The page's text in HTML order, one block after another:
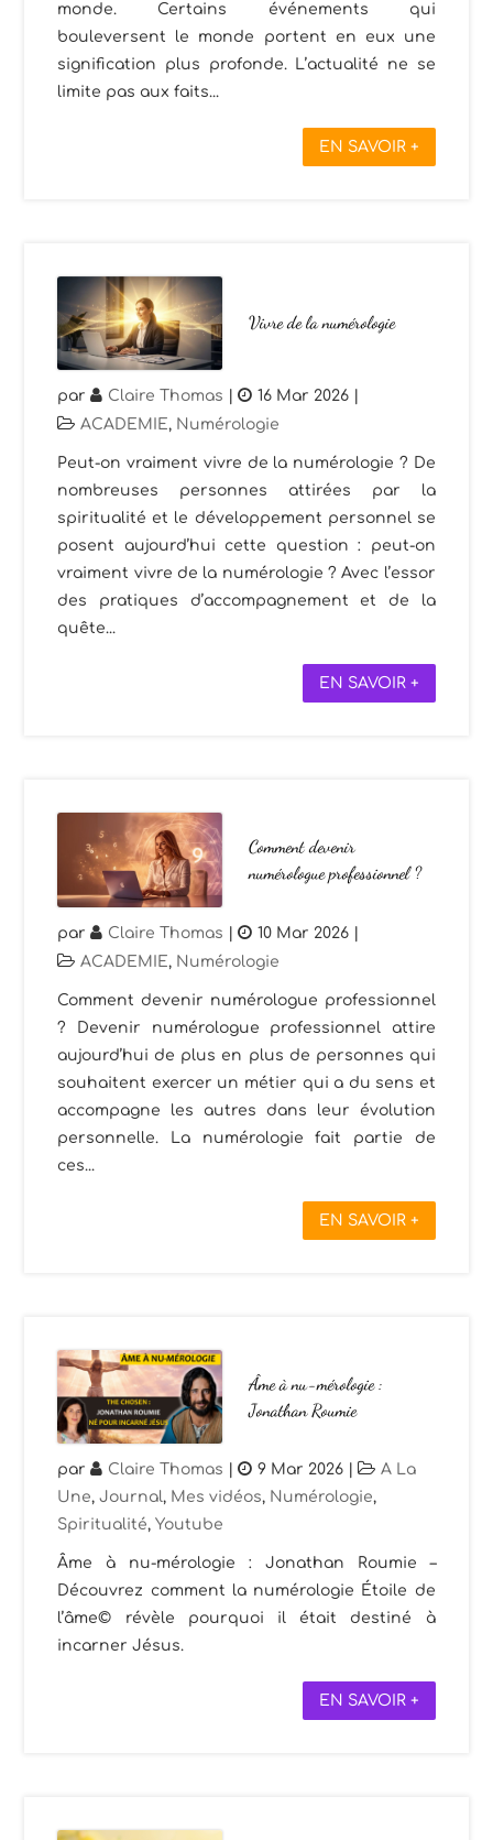
monde. Certains événements qui
bouleversent le monde portent en eux une
signification plus profonde. L’actualité ne se
limite pas aux faits...
EN SAVOIR +
Vivre de la numérologie
par Claire Thomas | 16 Mar 2026 |
ACADEMIE, Numérologie
Peut-on vraiment vivre de la numérologie ? De
nombreuses personnes attirées par la
spiritualité et le développement personnel se
posent aujourd’hui cette question : peut-on
vraiment vivre de la numérologie ? Avec l’essor
des pratiques d’accompagnement et de la
quête...
EN SAVOIR +
Comment devenir
numérologue professionnel ?
par Claire Thomas | 10 Mar 2026
ACADEMIE, Numérologie
Comment devenir numérologue professionnel
? Devenir numérologue professionnel attire
aujourd’hui de plus en plus de personnes qui
souhaitent exercer un métier qui a du sens et
accompagne les autres dans leur évolution
personnelle. La numérologie fait partie de
ces...
EN SAVOIR +
Âme à nu-mérologie :
Jonathan Roumie
par Claire Thomas | 9 Mar 2026
A La
Une,Journal, Mes vidéos, Numérologie,
Spiritualité,Youtube
Âme à nu-mérologie : Jonathan Roumie –
Découvrez comment la numérologie Étoile de
l’âme© révèle pourquoi il était destiné à
incarner Jésus.
EN SAVOIR +